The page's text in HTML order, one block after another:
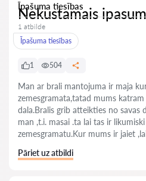
Īpašuma tiesības
Nekustamais
1 atbilde
Īpašuma tiesības
1 504
Man ar brali mantojuma ir maja
zemesgramata,tatad mums
dala.Bralis grib atteikties no savas
man ,t.i. masai .ta lai tas ir
zemesgramatu.Kur mums ir jaiet
Pāriet uz atbildi